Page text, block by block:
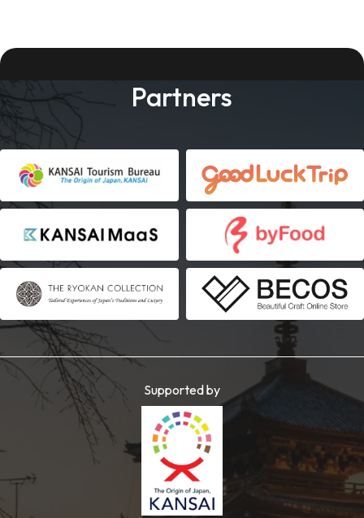
Partners
Supported by